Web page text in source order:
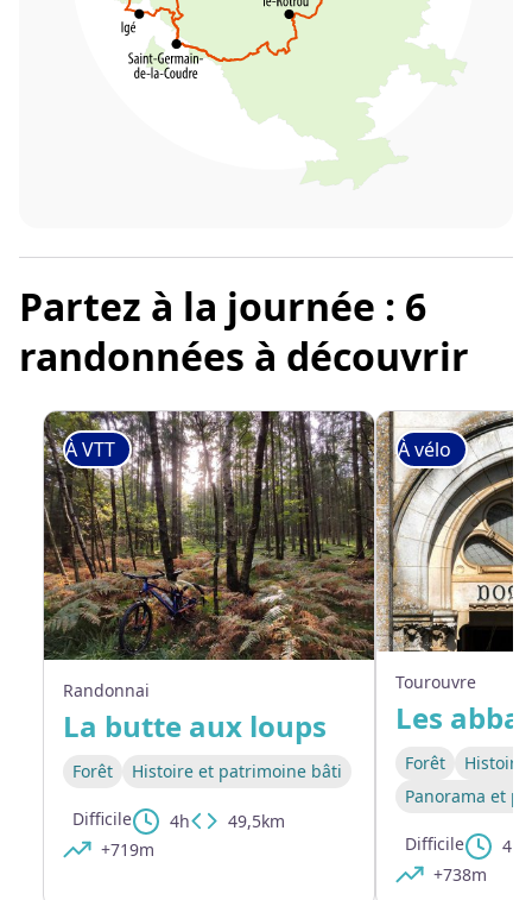
Partez à la journée : 6
randonnées à découvrir
À VTT
Randonnai
La butte aux loups
Forêt Histoire et patrimoine bâti
Difficile 4h
49,5km
+719m
À vélo
Tourouvre
Forêt
Panorama et
Difficile
+738m